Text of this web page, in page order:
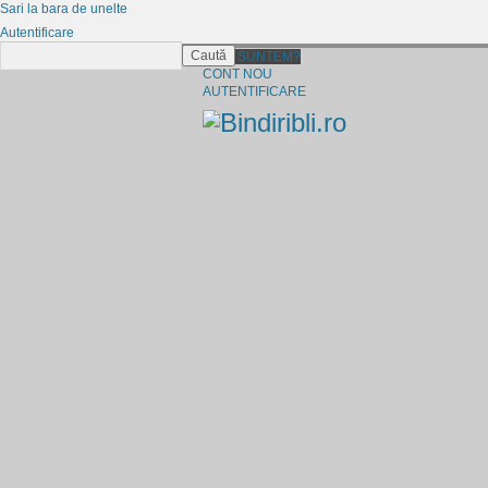
CINE SUNTEM?
CONT NOU
AUTENTIFICARE
Sari la bara de unelte
Autentificare
Caută